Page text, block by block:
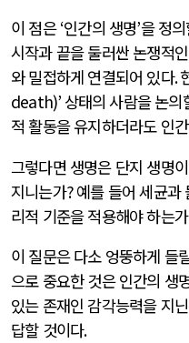
이 점은‘인간의 생명’을 정
시작과 끝을 둘러싼 논쟁적
와 밀접하게 연결되어 있다.
death)’ 상태의 사람을 논의
적 활동을 유지하더라도 인
그렇다면 생명은 단지 생명
지니는가?예를 들어 세균과
리적 기준을 적용해야 하는가
이 질문은 다소 엉뚱하게 들
으로 중요한 것은 인간의 생
있는 존재인 감각능력을 지
답할 것이다.